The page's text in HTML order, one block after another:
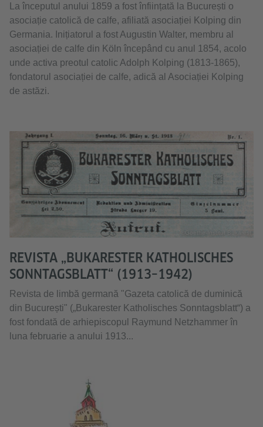
La începutul anului 1859 a fost înființată la București o
asociație catolică de calfe, afiliată asociației Kolping din
Germania. Inițiatorul a fost Augustin Walter, membru al
asociației de calfe din Köln începând cu anul 1854, acolo
unde activa preotul catolic Adolph Kolping (1813-1865),
fondatorul asociației de calfe, adică al Asociației Kolping
de astăzi.
©Goethe-Institut Bukarest
REVISTA „BUKARESTER KATHOLISCHES
SONNTAGSBLATT“ (1913–1942)
Revista de limbă germană "Gazeta catolică de duminică
din București" („Bukarester Katholisches Sonntagsblatt“) a
fost fondată de arhiepiscopul Raymund Netzhammer în
luna februarie a anului 1913...